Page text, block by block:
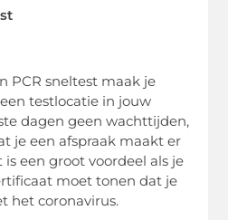
PCR sneltest maak je
testlocatie in jouw
dagen geen wachttijden,
je een afspraak maakt er
een groot voordeel als je
moet tonen dat je
het coronavirus.